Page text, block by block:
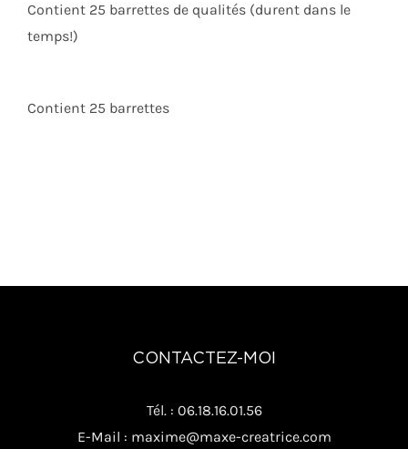
Contient 25 barrettes de qualités (durent dans le
temps!)
Contient 25 barrettes
CONTACTEZ-MOI
Tél. : 06.18.16.01.56
E-Mail : maxime@maxe-creatrice.com